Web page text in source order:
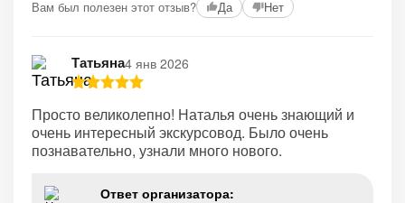
Вам был полезен этот отзыв? Да Нет
Татьяна4 янв 2026
Просто великолепно! Наталья очень знающий и
очень интересный экскурсовод. Было очень
познавательно, узнали много нового.
Ответ организатора: